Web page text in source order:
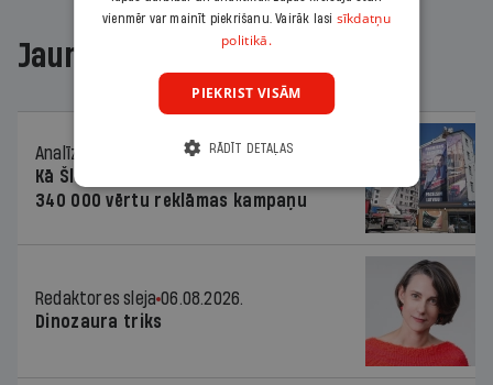
Jaunākajā žurnālā
Analīze
Kā Šlesera partija palika nesodīta par
340 000 vērtu reklāmas kampaņu
Redaktores sleja 06.08.2026.
Dinozaura triks
vienmēr var mainīt piekrišanu. Vairāk lasi sīkdatņu
politikā.
PIEKRIST VISĀM
RĀDĪT DETAĻAS